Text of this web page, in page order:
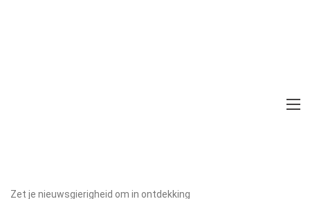
Zet je nieuwsgierigheid om in ontdekking